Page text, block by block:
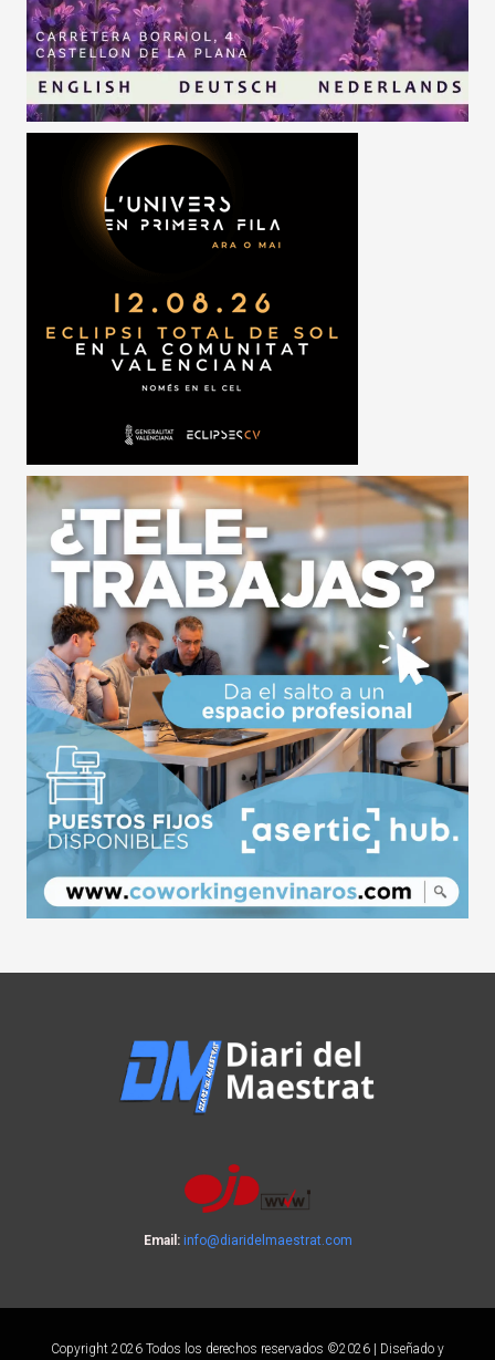
Email: info@diaridelmaestrat.com
Copyright 2026 Todos los derechos reservados ©2026 | Diseñado y